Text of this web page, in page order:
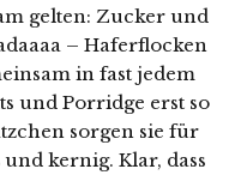
gelten: Zucker und
– Haferflocken
in fast jedem
und Porridge erst so
sorgen sie für
kernig. Klar, dass